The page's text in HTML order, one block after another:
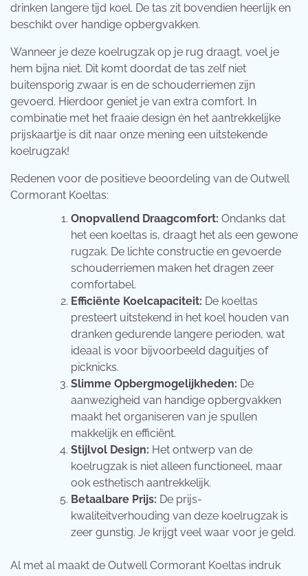
drinken langere tijd koel. De tas zit bovendien heerlijk en
beschikt over handige opbergvakken.
Wanneer je deze koelrugzak op je rug draagt, voel je
hem bijna niet. Dit komt doordat de tas zelf niet
buitensporig zwaar is en de schouderriemen zijn
gevoerd. Hierdoor geniet je van extra comfort. In
combinatie met het fraaie design én het aantrekkelijke
prijskaartje is dit naar onze mening een uitstekende
koelrugzak!
Redenen voor de positieve beoordeling van de Outwell
Cormorant Koeltas:
Onopvallend Draagcomfort: Ondanks dat
het een koeltas is, draagt het als een gewone
rugzak. De lichte constructie en gevoerde
schouderriemen maken het dragen zeer
comfortabel.
Efficiënte Koelcapaciteit: De koeltas
presteert uitstekend in het koel houden van
dranken gedurende langere perioden, wat
ideaal is voor bijvoorbeeld daguitjes of
picknicks.
Slimme Opbergmogelijkheden: De
aanwezigheid van handige opbergvakken
maakt het organiseren van je spullen
makkelijk en efficiënt.
Stijlvol Design: Het ontwerp van de
koelrugzak is niet alleen functioneel, maar
ook esthetisch aantrekkelijk.
Betaalbare Prijs: De prijs-
kwaliteitverhouding van deze koelrugzak is
zeer gunstig. Je krijgt veel waar voor je geld.
Al met al maakt de Outwell Cormorant Koeltas indruk